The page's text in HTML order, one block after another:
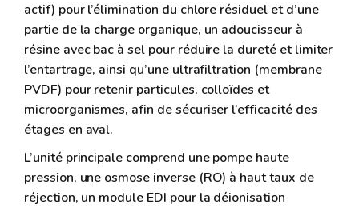
actif) pour l’élimination du chlore résiduel et d’une
partie de la charge organique, un adoucisseur à
résine avec bac à sel pour réduire la dureté et limiter
l’entartrage, ainsi qu’une ultrafiltration (membrane
PVDF) pour retenir particules, colloïdes et
microorganismes, afin de sécuriser l’efficacité des
étages en aval.
L’unité principale comprend une pompe haute
pression, une osmose inverse (RO) à haut taux de
réjection, un module EDI pour la déionisation